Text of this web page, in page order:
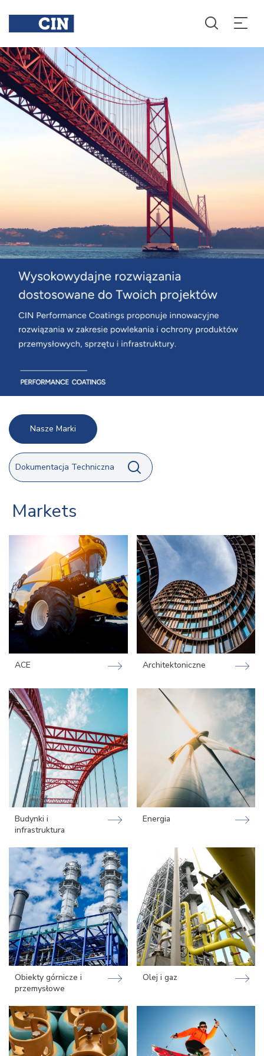
Nasze Marki
Dokumentacja Techniczna
Markets
ACE Architektoniczne
Budynki i
infrastruktura
Energia
Obiekty górnicze i
przemysłowe
Olej i gaz